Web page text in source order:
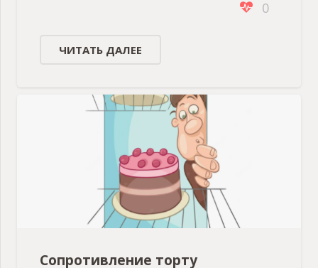
0
ЧИТАТЬ ДАЛЕЕ
Сопротивление торту